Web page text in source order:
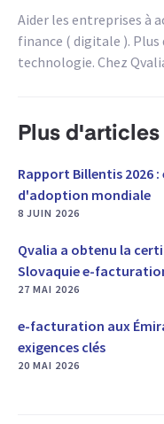
Aider les entreprises à
finance ( digitale ).
technologie. Chez
Plus d'articles
Rapport Billentis 2026
d'adoption mondiale
8 JUIN 2026
Qvalia a obtenu la
Slovaquie e-
27 MAI 2026
e-facturation aux
exigences clés
20 MAI 2026